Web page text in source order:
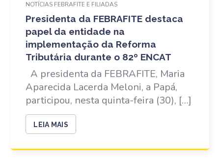
NOTÍCIAS FEBRAFITE E FILIADAS
Presidenta da FEBRAFITE destaca
papel da entidade na
implementação da Reforma
Tributária durante o 82º ENCAT
A presidenta da FEBRAFITE, Maria
Aparecida Lacerda Meloni, a Papá,
participou, nesta quinta-feira (30), […]
LEIA MAIS